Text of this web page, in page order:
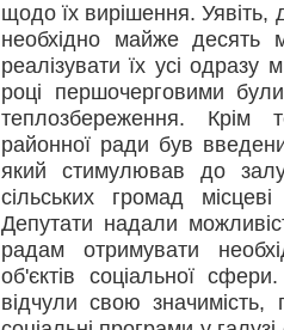
щодо їх вирішення. Уявіть,
необхідно майже десять
реалізувати їх усі
році першочерговими
теплозбереження. Крім
районної ради був
який стимулював до
сільських громад місцеві
Депутати надали
радам отримувати
об'єктів соціальної
відчули свою значимість,